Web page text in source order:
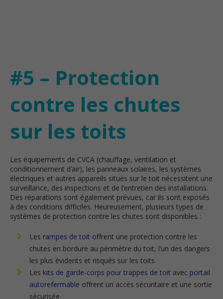
#5 – Protection
contre les chutes
sur les toits
Les équipements de CVCA (chauffage, ventilation et
conditionnement d’air), les panneaux solaires, les systèmes
électriques et autres appareils situés sur le toit nécessitent une
surveillance, des inspections et de l’entretien des installations.
Des réparations sont également prévues, car ils sont exposés
à des conditions difficiles. Heureusement, plusieurs types de
systèmes de protection contre les chutes sont disponibles :
Les rampes de toit offrent une protection contre les
chutes en bordure au périmètre du toit, l’un des dangers
les plus évidents et risqués sur les toits.
Les kits de garde-corps pour trappes de toit avec portail
autorefermable offrent un accès sécuritaire et une sortie
sécurisée.